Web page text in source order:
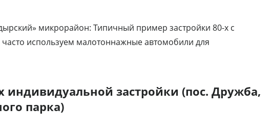
микрорайон: Типичный пример застройки 80-х с
используем малотоннажные автомобили для
индивидуальной застройки (пос. Дружба,
парка)